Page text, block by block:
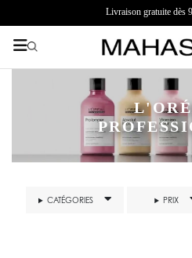
Livraison gratuite dès
CATÉGORIES PRIX